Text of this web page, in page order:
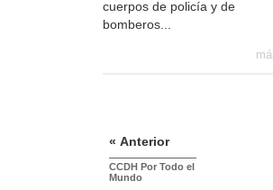
cuerpos de policía y de
bomberos...
« Anterior
CCDH Por Todo el
Mundo